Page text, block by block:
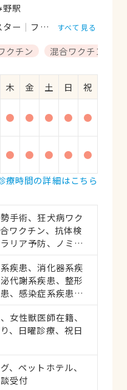
野駅
ター フェレット すべて見る
クチン 混合ワクチン
木 金 土 日
祝
● ● ● ● ●
● ● ● ●
●
療時間の詳細はこちら
手術、狂犬病ワク
ワクチン、抗体検
リア予防、ノミ・
断、各種検査、外
疾患、消化器系疾
代謝系疾患、整形
、感染症系疾患、
い臓系疾患、血
疾患、耳系疾患、
、呼吸器系疾患、
・がん、アレルギ
腔系疾患
女性獣医師在籍、
、日曜診療、祝日
、ペットホテル、
受付